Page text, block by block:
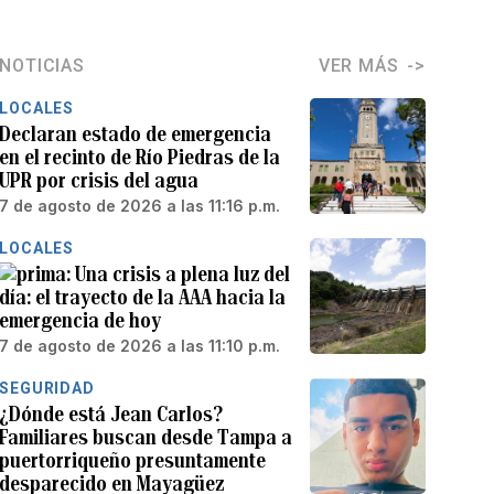
NOTICIAS VER MÁS
LOCALES
Declaran estado de emergencia
en el recinto de Río Piedras de la
UPR por crisis del agua
7 de agosto de 2026 a las 11:16 p.m.
LOCALES
Una crisis a plena luz del
día: el trayecto de la AAA hacia la
emergencia de hoy
7 de agosto de 2026 a las 11:10 p.m.
SEGURIDAD
¿Dónde está Jean Carlos?
Familiares buscan desde Tampa a
puertorriqueño presuntamente
desparecido en Mayagüez